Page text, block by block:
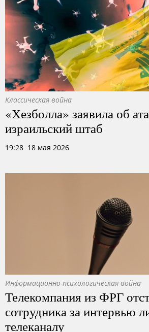
Классическая война
«Хезболла» заявила об
израильский штаб
19:28 18 мая 2026
Информационно-психологическая война
Телекомпания из ФРГ
сотрудника за интервью
телеканалу